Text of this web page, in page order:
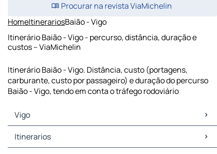
Procurar na revista ViaMichelin
HomeItinerariosBaião - Vigo
Itinerário Baião - Vigo - percurso, distância, duração e
custos – ViaMichelin
Itinerário Baião - Vigo. Distância, custo (portagens,
carburante, custo por passageiro) e duração do percurso
Baião - Vigo, tendo em conta o tráfego rodoviário
Vigo
Vigo Mapas Plantas
Vigo Trafego
Itinerarios